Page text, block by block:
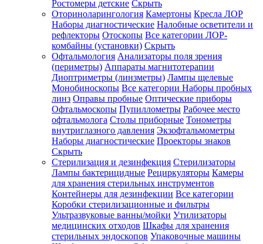
Ростомеры детские Скрыть
Оториноларингология Камертоны Кресла ЛОР
Наборы диагностические Налобные осветители и
рефлекторы Отоскопы Все категории ЛОР-
комбайны (установки) Скрыть
Офтальмология Анализаторы поля зрения
(периметры) Аппараты магнитотерапии
Диоптриметры (линзметры) Лампы щелевые
Монобиноскопы Все категории Наборы пробных
линз Оправы пробные Оптические приборы
Офтальмоскопы Пупиллометры Рабочее место
офтальмолога Столы приборные Тонометры
внутриглазного давления Экзофтальмометры
Наборы диагностические Проекторы знаков
Скрыть
Стерилизация и дезинфекция Стерилизаторы
Лампы бактерицидные Рециркуляторы Камеры
для хранения стерильных инструментов
Контейнеры для дезинфекции Все категории
Коробки стерилизационные и фильтры
Ультразвуковые ванны/мойки Утилизаторы
медицинских отходов Шкафы для хранения
стерильных эндоскопов Упаковочные машины